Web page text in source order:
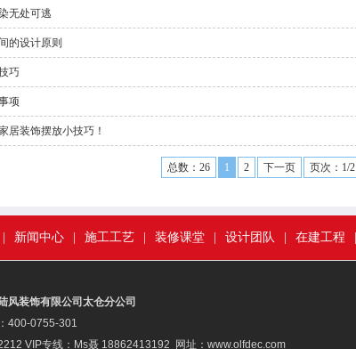
无处可逃
的设计原则
巧
项
居装饰摆放小技巧！
总数：26 1 2 下一页 页次：1/2
新闻中心 施工工艺 装修课堂 设计团队 在建工程
风装饰有限公司太仓分公司
400-0755-301
VIP专线：Ms聂 18862413192 网址：www.olfdec.com